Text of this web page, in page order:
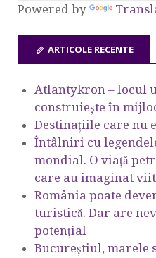
Powered by
ARTICOLE RECENTE
Atlantykron – locul
construiește în
Destinațiile care nu
Întâlniri cu
mondial. O viață
care au imaginat
România poate
turistică. Dar are
potențial
Bucureștiul, marele